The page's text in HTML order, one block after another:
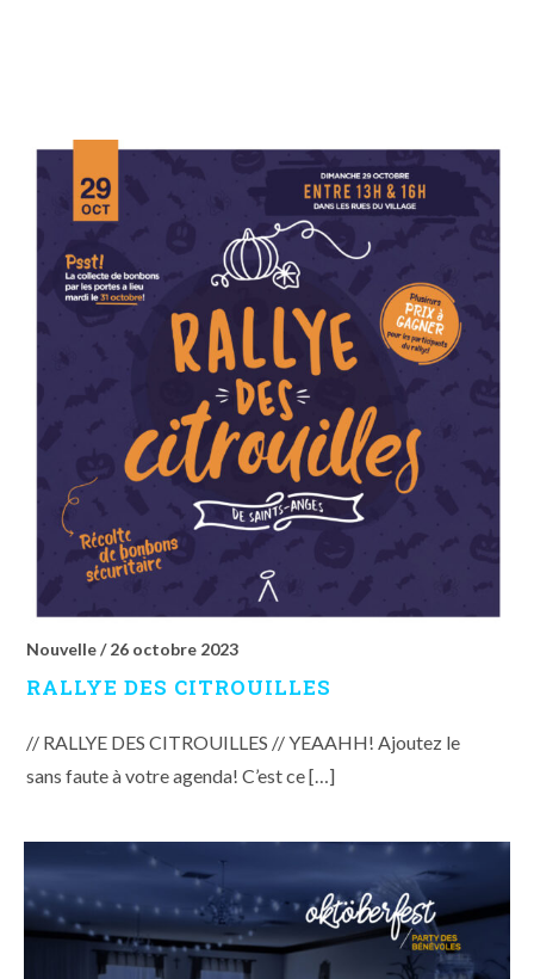
Nouvelle /26 octobre 2023
RALLYE DES CITROUILLES
// RALLYE DES CITROUILLES // YEAAHH! Ajoutez le
sans faute à votre agenda! C’est ce […]